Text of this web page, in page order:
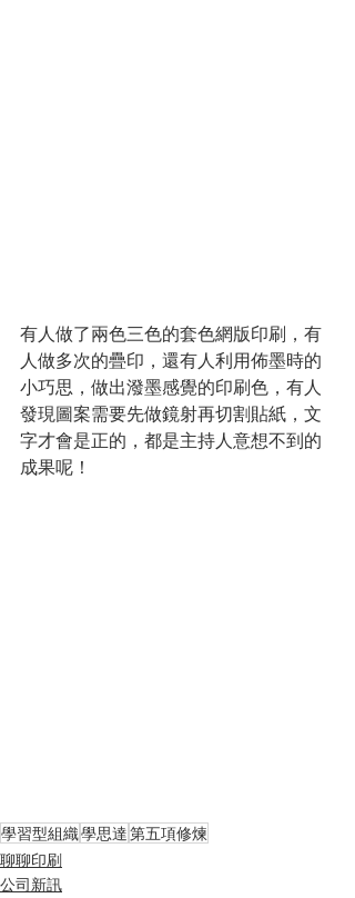
有人做了兩色三色的套色網版印刷，有
人做多次的疊印，還有人利用佈墨時的
小巧思，做出潑墨感覺的印刷色，有人
發現圖案需要先做鏡射再切割貼紙，文
字才會是正的，都是主持人意想不到的
成果呢！
學習型組織學思達第五項修煉
聊聊印刷
公司新訊